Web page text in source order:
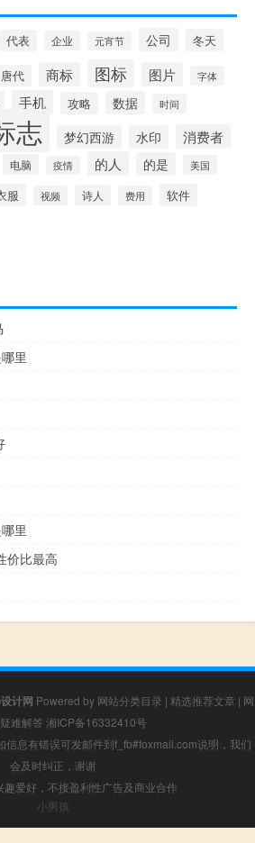
代表 企业 元宵节 公司 冬天
唐代 商标 图标 图片 字体
手机 攻略 数据 时间
志 梦幻西游 水印 消费者
电脑 疫情 的人 的是 美国
服 视频 诗人 费用 软件
里
里
价比最高
计网 Powered by 网站分类目录 | 精选推荐文章 | 网
疑难解答 湘ICP备16332410号
信息有错误可发邮件到f_fb#foxmail.com说明，我们
会及时纠正，谢谢
趣爱好，不接盈利性广告及商业合作
小男孩